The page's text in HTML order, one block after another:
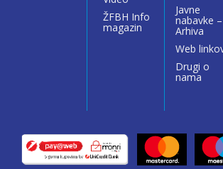
ŽFBH Info
magazin
Javne
nabavke –
Arhiva
Web
Drugi o
nama